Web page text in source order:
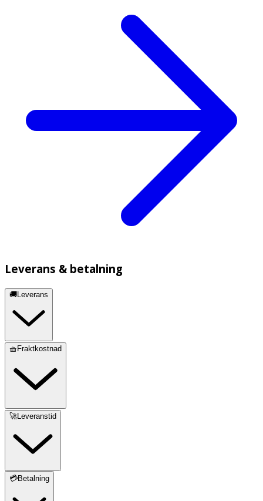
Leverans & betalning
🚚Leverans
🧺Fraktkostnad
🚀Leveranstid
💳Betalning